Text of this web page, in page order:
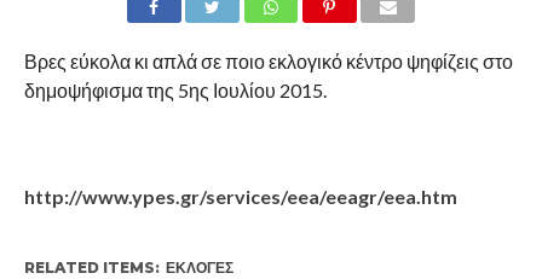
Βρες εύκολα κι απλά σε ποιο εκλογικό κέντρο ψηφίζεις στο
δημοψήφισμα της 5ης Ιουλίου 2015.
http://www.ypes.gr/services/eea/eeagr/eea.htm
RELATED ITEMS: ΕΚΛΟΓΈΣ